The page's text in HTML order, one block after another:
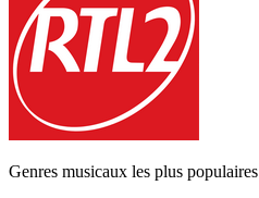
Genres musicaux les plus populaires